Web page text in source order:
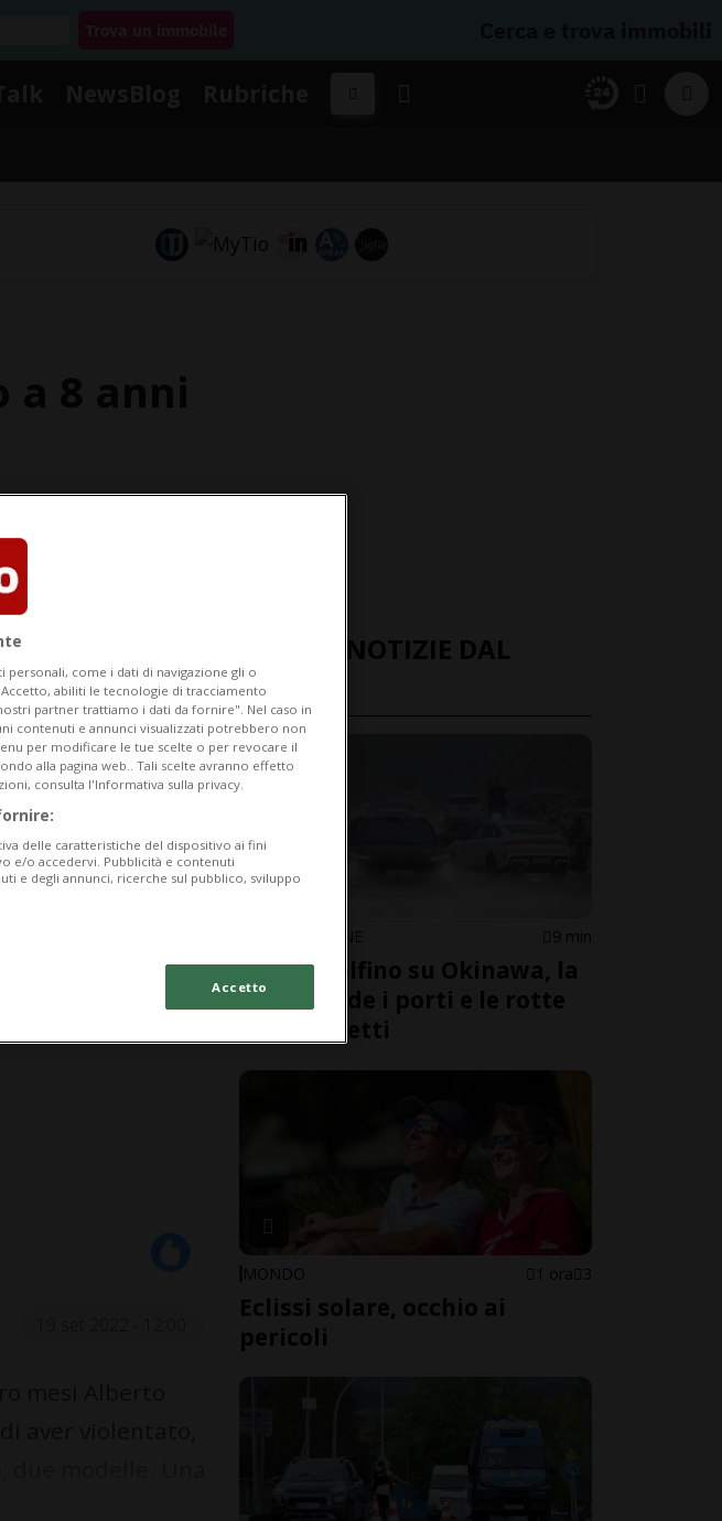
ULTIME NOTIZIE DAL
MONDO
CINA/GIAPPONE 9 min
Tifone Delfino su Okinawa, la
Cina chiude i porti e le rotte
dei traghetti
MONDO 1 ora 3
Eclissi solare, occhio ai
pericoli
personali, come i dati di navigazione gli o
abiliti le tecnologie di tracciamento
partner trattiamo i dati da fornire". Nel caso in
contenuti e annunci visualizzati potrebbero non
per modificare le tue scelte o per revocare il
alla pagina web.. Tali scelte avranno effetto
consulta l'Informativa sulla privacy.
delle caratteristiche del dispositivo ai fini
e/o accedervi. Pubblicità e contenuti
e degli annunci, ricerche sul pubblico, sviluppo
Accetto